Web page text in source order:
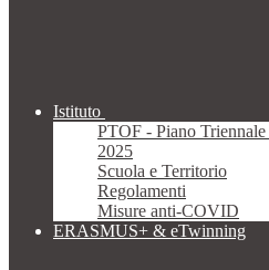
Istituto
PTOF - Piano
2025
Scuola e Territorio
Regolamenti
Misure anti-COVID
ERASMUS+ & eTwinning